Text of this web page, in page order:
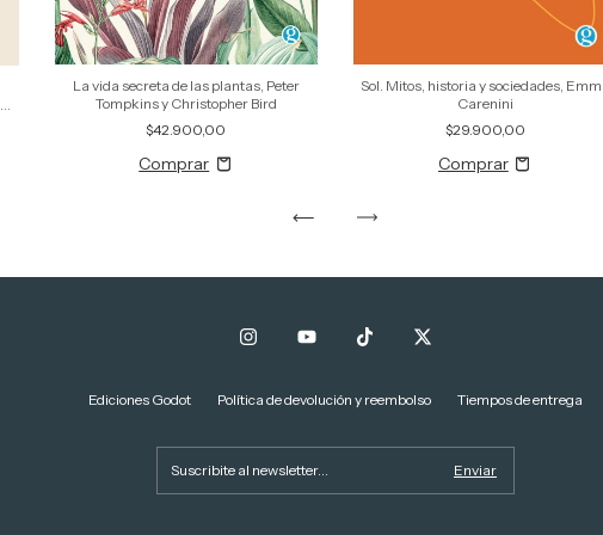
La vida secreta de las plantas, Peter
Tompkins y Christopher Bird
$42.900,00
Sol. Mitos, historia y sociedades,
Carenini
$29.900,00
Ediciones Godot Política de devolución y reembolso Tiempos de entrega